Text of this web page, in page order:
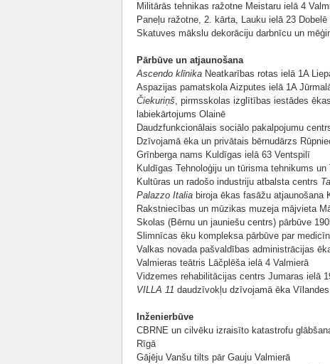
Militārās tehnikas ražotne Meistaru ielā 4
Paneļu ražotne, 2. kārta, Lauku ielā 23 Dobelē
Skatuves mākslu dekorāciju darbnīcu un
Pārbūve un atjaunošana
Ascendo klīnika Neatkarības rotas ielā 1A
Aspazijas pamatskola Aizputes ielā 1A
Čiekuriņš, pirmsskolas izglītības iestādes
labiekārtojums Olainē
Daudzfunkcionālais sociālo pakalpojumu
Dzīvojamā ēka un privātais bērnudārzs
Grīnberga nams Kuldīgas ielā 63 Ventspilī
Kuldīgas Tehnoloģiju un tūrisma tehnikums
Kultūras un radošo industriju atbalsta centrs
Palazzo Italia biroja ēkas fasāžu atjaunošana
Rakstniecības un mūzikas muzeja mājvieta
Skolas (Bērnu un jauniešu centrs) pārbūve
Slimnīcas ēku kompleksa pārbūve par
Valkas novada pašvaldības administrācijas
Valmieras teātris Lāčplēša ielā 4 Valmierā
Vidzemes rehabilitācijas centrs Jumaras ielā
VILLA 11 daudzīvokļu dzīvojamā ēka
Inženierbūve
CBRNE un cilvēku izraisīto katastrofu
Rīgā
Gājēju Vanšu tilts pār Gauju Valmierā